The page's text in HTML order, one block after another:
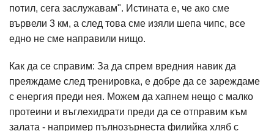
потил, сега заслужавам". Истината е, че ако сме
вървели 3 км, а след това сме изяли шепа чипс, все
едно не сме направили нищо.
Как да се справим: За да спрем вредния навик да
преяждаме след тренировка, е добре да се зареждаме
с енергия преди нея. Можем да хапнем нещо с малко
протеини и въглехидрати преди да се отправим към
залата - например пълнозърнеста филийка хляб с